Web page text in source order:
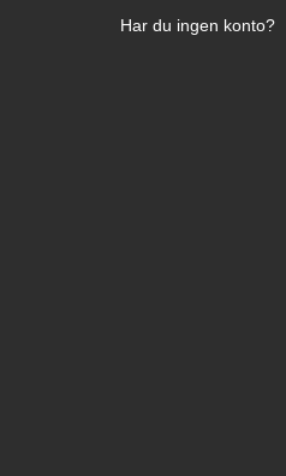
Har du ingen konto?